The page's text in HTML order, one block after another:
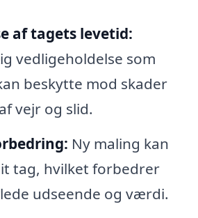
af tagets levetid:
vedligeholdelse som
beskytte mod skader
vejr og slid.
Ny maling kan
tag, hvilket forbedrer
udseende og værdi.